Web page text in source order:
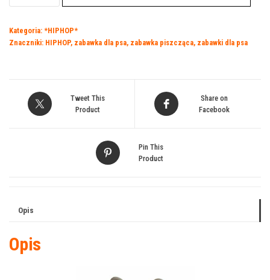
HIPHOP
z
Kategoria: *HIPHOP*
Znaczniki: HIPHOP, zabawka dla psa, zabawka piszcząca, zabawki dla psa
Tweet This
Product
Share on
Facebook
Pin This
Product
Opis
Opis